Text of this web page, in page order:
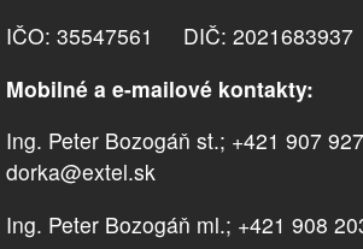
IČO: 35547561 DIČ: 2021683937
Mobilné a e-mailové kontakty:
Ing. Peter Bozogáň st.; +421 907
dorka@extel.sk
Ing. Peter Bozogáň ml.; +421 908